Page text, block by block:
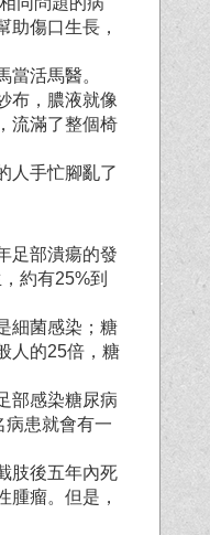
助傷口生長，
當活馬醫。
布，膿液就像
流滿了整個椅
人手忙腳亂了
足部潰瘍的發
約有25%到
細菌感染；糖
人的25倍，糖
部感染糖尿病
病患就會有一
肢後五年內死
腫瘤。但是，